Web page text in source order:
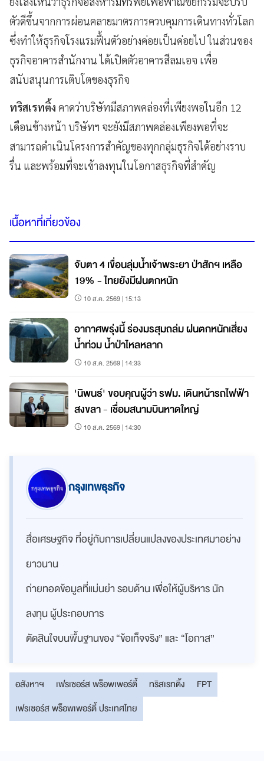
ตัวดีขึ้นจากการผ่อนคลายมาตรการควบคุมการเดินทางทั่วโลก
ซึ่งทำให้ธุรกิจโรงแรมฟื้นตัวอย่างค่อยเป็นค่อยไป ในส่วนของ
ธุรกิจอาคารสำนักงาน ได้เปิดตัวอาคารสีลมเอจ เพื่อ
สนับสนุนการเติบโตของธุรกิจ
ทริสเรทติ้ง คาดว่าบริษัทมีสภาพคล่องที่เพียงพอในอีก 12
เดือนข้างหน้า บริษัทฯ จะยังมีสภาพคล่องเพียงพอที่จะ
สามารถดำเนินโครงการสำคัญของทุกกลุ่มธุรกิจได้อย่างราบ
รื่น และพร้อมที่จะเข้าลงทุนในโอกาสธุรกิจที่สำคัญ
เนื้อหาที่เกี่ยวข้อง
จับตา 4 เขื่อนลุ่มน้ำเจ้าพระยา ป่าสักฯ เหลือ
19% - ไทยยังมีฝนตกหนัก
10 ส.ค. 2569 | 15:13
อากาศพรุ่งนี้ ร่องมรสุมถล่ม ฝนตกหนักเสี่ยง
น้ำท่วม น้ำป่าไหลหลาก
10 ส.ค. 2569 | 14:33
'นิพนธ์' ขอบคุณผู้ว่า รฟม. เดินหน้ารถไฟฟ้า
สงขลา - เชื่อมสนามบินหาดใหญ่
10 ส.ค. 2569 | 14:30
กรุงเทพธุรกิจ
สื่อเศรษฐกิจ ที่อยู่กับการเปลี่ยนแปลงของประเทศมาอย่าง
ยาวนาน
ถ่ายทอดข้อมูลที่แม่นยำ รอบด้าน เพื่อให้ผู้บริหาร นัก
ลงทุน ผู้ประกอบการ
ตัดสินใจบนพื้นฐานของ “ข้อเท็จจริง” และ “โอกาส”
อสังหาฯ เฟรเซอร์ส พร็อพเพอร์ตี้ ทริสเรทติ้ง
FPT
เฟรเซอร์ส พร็อพเพอร์ตี้ ประเทศไทย